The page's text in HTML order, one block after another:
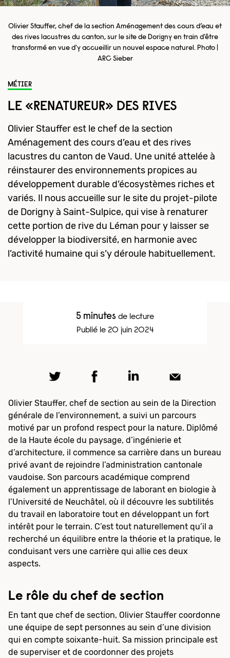
Olivier Stauffer, chef de la section Aménagement des cours d’eau et
des rives lacustres du canton, sur le site de Dorigny en train d'être
transformé en vue d'y accueillir un nouvel espace naturel. Photo |
ARC Sieber
MÉTIER
LE «RENATUREUR» DES RIVES
Olivier Stauffer est le chef de la section
Aménagement des cours d’eau et des rives
lacustres du canton de Vaud. Une unité attelée à
réinstaurer des environnements propices au
développement durable d’écosystèmes riches et
variés. Il nous accueille sur le site du projet-pilote
de Dorigny à Saint-Sulpice, qui vise à renaturer
cette portion de rive du Léman pour y laisser se
développer la biodiversité, en harmonie avec
l’activité humaine qui s’y déroule habituellement.
5 minutes de lecture
Publié le 20 juin 2024
Olivier Stauffer, chef de section au sein de la Direction
générale de l’environnement, a suivi un parcours
motivé par un profond respect pour la nature. Diplômé
de la Haute école du paysage, d’ingénierie et
d’architecture, il commence sa carrière dans un bureau
privé avant de rejoindre l’administration cantonale
vaudoise. Son parcours académique comprend
également un apprentissage de laborant en biologie à
l’Université de Neuchâtel, où il découvre les subtilités
du travail en laboratoire tout en développant un fort
intérêt pour le terrain. C’est tout naturellement qu’il a
recherché un équilibre entre la théorie et la pratique, le
conduisant vers une carrière qui allie ces deux
aspects.
Le rôle du chef de section
En tant que chef de section, Olivier Stauffer coordonne
une équipe de sept personnes au sein d’une division
qui en compte soixante-huit. Sa mission principale est
de superviser et de coordonner des projets